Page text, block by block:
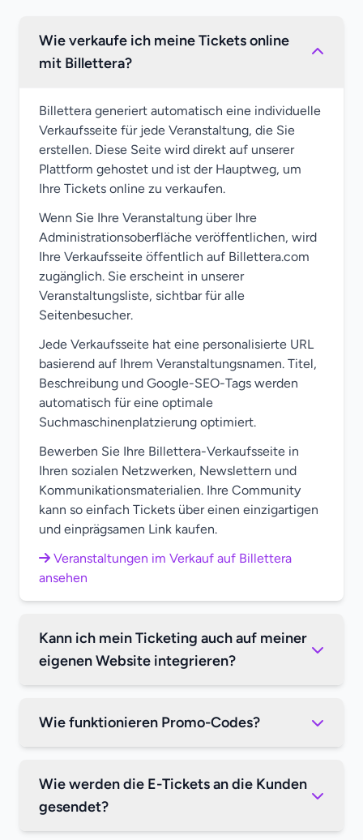
Wie verkaufe ich meine Tickets online
mit Billettera?
Billettera generiert automatisch eine individuelle
Verkaufsseite für jede Veranstaltung, die Sie
erstellen. Diese Seite wird direkt auf unserer
Plattform gehostet und ist der Hauptweg, um
Ihre Tickets online zu verkaufen.
Wenn Sie Ihre Veranstaltung über Ihre
Administrationsoberfläche veröffentlichen, wird
Ihre Verkaufsseite öffentlich auf Billettera.com
zugänglich. Sie erscheint in unserer
Veranstaltungsliste, sichtbar für alle
Seitenbesucher.
Jede Verkaufsseite hat eine personalisierte URL
basierend auf Ihrem Veranstaltungsnamen. Titel,
Beschreibung und Google-SEO-Tags werden
automatisch für eine optimale
Suchmaschinenplatzierung optimiert.
Bewerben Sie Ihre Billettera-Verkaufsseite in
Ihren sozialen Netzwerken, Newslettern und
Kommunikationsmaterialien. Ihre Community
kann so einfach Tickets über einen einzigartigen
und einprägsamen Link kaufen.
Veranstaltungen im Verkauf auf Billettera
ansehen
Kann ich mein Ticketing auch auf meiner
eigenen Website integrieren?
Wie funktionieren Promo-Codes?
Wie werden die E-Tickets an die Kunden
gesendet?